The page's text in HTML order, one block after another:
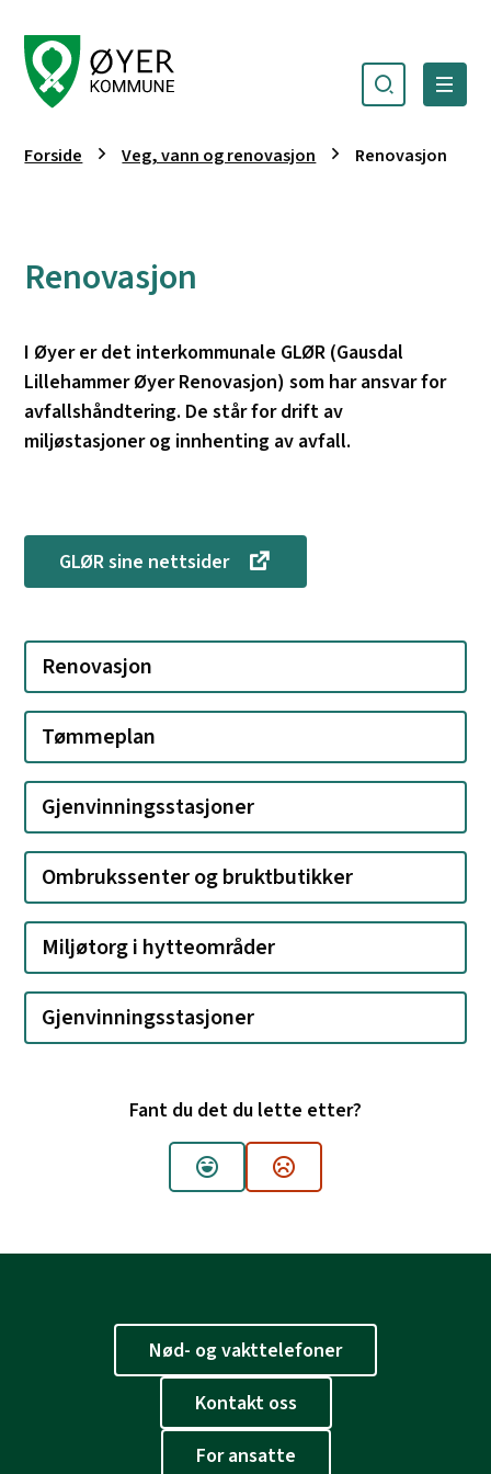
Søk Meny
Du er her:
Forside Veg, vann og renovasjon Renovasjon
Renovasjon
I Øyer er det interkommunale GLØR (Gausdal
Lillehammer Øyer Renovasjon) som har ansvar for
avfallshåndtering. De står for drift av
miljøstasjoner og innhenting av avfall.
GLØR sine nettsider
Renovasjon
Tømmeplan
Gjenvinningsstasjoner
Ombrukssenter og bruktbutikker
Miljøtorg i hytteområder
Gjenvinningsstasjoner
Fant du det du lette etter?
Ja Nei
Nød- og vakttelefoner
Kontakt oss
For ansatte